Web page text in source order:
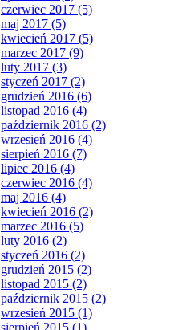
czerwiec 2017 (5)
maj 2017 (5)
kwiecień 2017 (5)
marzec 2017 (9)
luty 2017 (3)
styczeń 2017 (2)
grudzień 2016 (6)
listopad 2016 (4)
październik 2016 (2)
wrzesień 2016 (4)
sierpień 2016 (7)
lipiec 2016 (4)
czerwiec 2016 (4)
maj 2016 (4)
kwiecień 2016 (2)
marzec 2016 (5)
luty 2016 (2)
styczeń 2016 (2)
grudzień 2015 (2)
listopad 2015 (2)
październik 2015 (2)
wrzesień 2015 (1)